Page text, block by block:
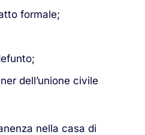
formale;
dell’unione civile
nella casa di